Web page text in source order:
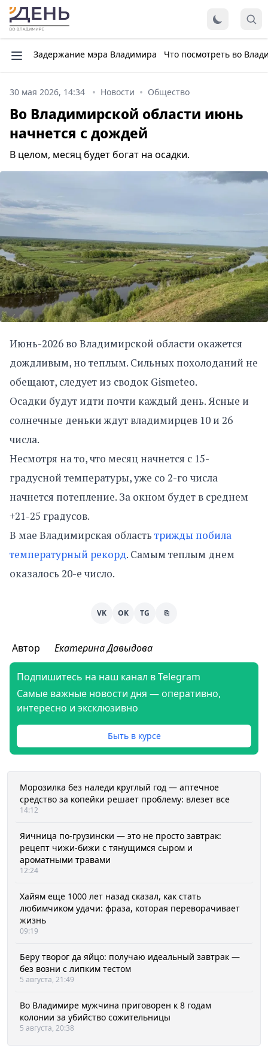
Задержание мэра Владимира Что посмотреть во
30 мая 2026, 14:34 Новости Общество
Во Владимирской области июнь
начнется с дождей
В целом, месяц будет богат на осадки.
Июнь-2026 во Владимирской области окажется
дождливым, но теплым. Сильных похолоданий не
обещают, следует из сводок Gismeteo.
Осадки будут идти почти каждый день. Ясные и
солнечные деньки ждут владимирцев 10 и 26
числа.
Несмотря на то, что месяц начнется с 15-
градусной температуры, уже со 2-го числа
начнется потепление. За окном будет в среднем
+21-25 градусов.
В мае Владимирская область трижды побила
температурный рекорд. Самым теплым днем
оказалось 20-е число.
VK OK TG ⎘
Автор Екатерина Давыдова
Подпишитесь на наш канал в Telegram
Самые важные новости дня — оперативно,
интересно и эксклюзивно
Быть в курсе
Морозилка без наледи круглый год — аптечное
средство за копейки решает проблему: влезет все
14:12
Яичница по-грузински — это не просто завтрак:
рецепт чижи-бижи с тянущимся сыром и
ароматными травами
12:24
Хайям еще 1000 лет назад сказал, как стать
любимчиком удачи: фраза, которая переворачивает
жизнь
09:19
Беру творог да яйцо: получаю идеальный завтрак —
без возни с липким тестом
5 августа, 21:49
Во Владимире мужчина приговорен к 8 годам
колонии за убийство сожительницы
5 августа, 20:38